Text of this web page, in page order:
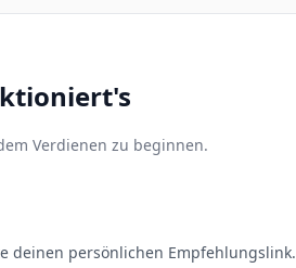
Verdienen zu beginnen.
deinen persönlichen Empfehlungslink.